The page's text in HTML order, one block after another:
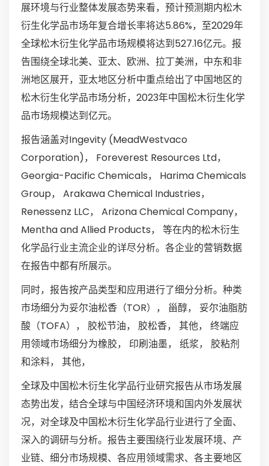
展环境与行业整体发展态势来看，预计预测期内松木
衍生化学品市场年复合增长率将达5.86%，至2029年
全球松木衍生化学品市场规模将达到527.16亿元。报
告围绕全球北美、亚太、欧洲、拉丁美洲，中东和非
洲地区展开，亚太地区分析中重点给出了中国地区的
松木衍生化学品市场分析，2023年中国松木衍生化学
品市场规模达到亿元。
报告涵盖对Ingevity (MeadWestvaco
Corporation)， Foreverest Resources Ltd，
Georgia-Pacific Chemicals， Harima Chemicals
Group， Arakawa Chemical Industries，
Renessenz LLC， Arizona Chemical Company，
Mentha and Allied Products， 等在内的松木衍生
化学品行业主流企业的详尽分析。各企业的营销数据
在报告中都有所展示。
同时，报告按产品类型和应用进行了细分分析。种类
市场细分为妥尔油松香（TOR）， 甾醇， 妥尔油脂肪
酸（TOFA）， 胶松节油， 胶松香， 其他， 终端应
用领域市场细分为橡胶， 印刷油墨， 纸浆， 胶粘剂
和涂料， 其他，
全球及中国松木衍生化学品行业研究报告从市场发展
态势出发，结合全球与中国经济环境和国内外发展状
况，对全球及中国松木衍生化学品行业进行了全面、
深入的调研与分析。报告主要围绕行业发展环境、产
业链、细分市场规模、各应用领域需求、各主要地区